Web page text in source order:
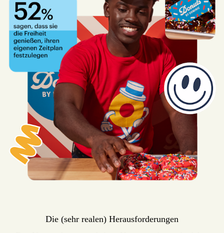
Die (sehr realen) Herausforderungen